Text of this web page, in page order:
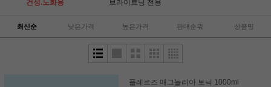
건성.노화용 브라이트닝 전용
최신순 낮은가격 높은가격 판매순위 상품명
플레르즈 매그놀리아 토닉 1000ml